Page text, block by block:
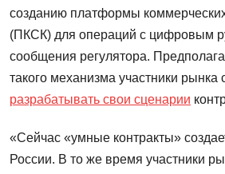
созданию платформы
(ПКСК) для операций с цифровым
сообщения регулятора.
такого механизма участники рынка
разрабатывать свои сценарии
«Сейчас «умные контракты»
России. В то же время участники